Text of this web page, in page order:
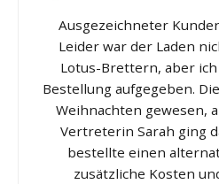
Ausgezeichneter
Leider war der Laden
Lotus-Brettern, aber
Bestellung aufgegeben.
Weihnachten gewesen,
Vertreterin Sarah ging
bestellte einen
zusätzliche Kosten